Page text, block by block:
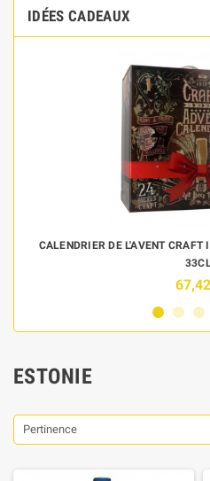
IDÉES CADEAUX
CALENDRIER DE L'AVENT CRAFT
ESTONIE
Pertinence